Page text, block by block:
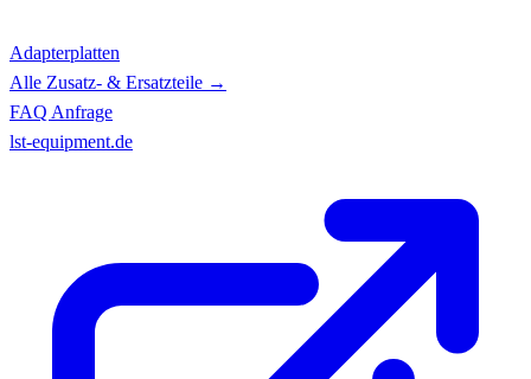
Adapterplatten
Alle Zusatz- & Ersatzteile →
FAQ Anfrage
lst-equipment.de